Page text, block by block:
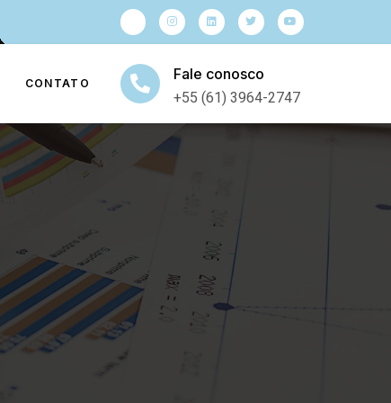
CONTATO Fale conosco
+55 (61) 3964-2747